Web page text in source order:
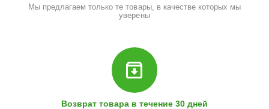
Мы предлагаем только те товары, в качестве которых мы
уверены
Возврат товара в течение 30 дней